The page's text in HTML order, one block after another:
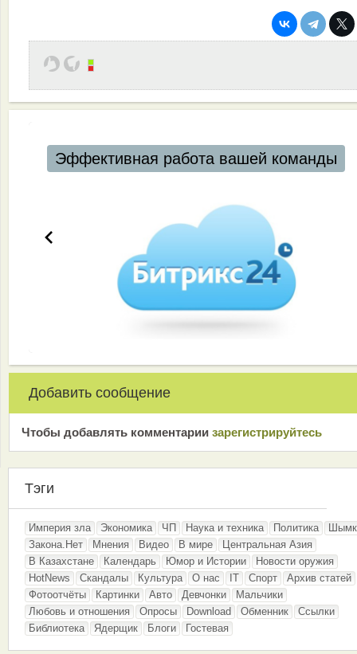
Эффективная работа вашей команды
Добавить сообщение
Чтобы добавлять комментарии зарeгиcтрирyйтeсь
Тэги
Империя зла Экономика ЧП Наука и техника Политика
Закона.Нет
Мнения Видео В мире
Центральная Азия
В Казахстане
Календарь Юмор и Истории
Новости оружия
HotNews
Скандалы Культура О нас IT Спорт
Архив статей
Фотоотчёты
Картинки Авто Девчонки
Мальчики
Любовь и отношения
Опросы Download Обменник
Ссылки
Библиотека
Ядерщик Блоги Гостевая